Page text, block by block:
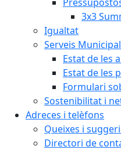
3x3
Igualtat
Serveis
Estat de les
Estat de les
Formulari
Sostenibilitat i
Adreces i telèfons
Queixes i
Directori de